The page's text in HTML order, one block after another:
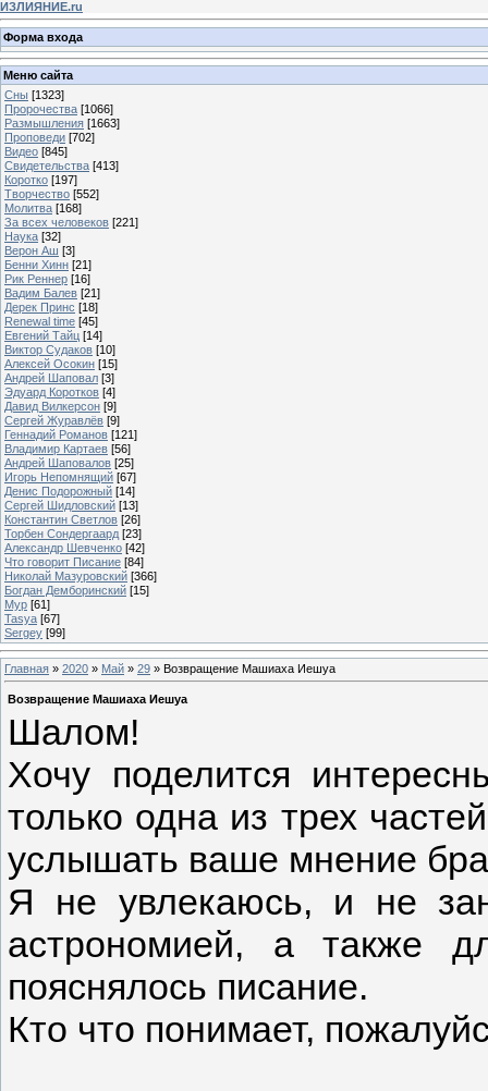
ИЗЛИЯНИЕ.ru
Форма входа
Меню сайта
Сны [1323]
Пророчества [1066]
Размышления [1663]
Проповеди [702]
Видео [845]
Свидетельства [413]
Коротко [197]
Творчество [552]
Молитва [168]
За всех человеков [221]
Наука [32]
Верон Аш [3]
Бенни Хинн [21]
Рик Реннер [16]
Вадим Балев [21]
Дерек Принс [18]
Renewal time [45]
Евгений Тайц [14]
Виктор Судаков [10]
Алексей Осокин [15]
Андрей Шаповал [3]
Эдуард Коротков [4]
Давид Вилкерсон [9]
Сергей Журавлёв [9]
Геннадий Романов [121]
Владимир Картаев [56]
Андрей Шаповалов [25]
Игорь Непомнящий [67]
Денис Подорожный [14]
Сергей Шидловский [13]
Константин Светлов [26]
Торбен Сондергаард [23]
Александр Шевченко [42]
Что говорит Писание [84]
Николай Мазуровский [366]
Богдан Демборинский [15]
Мур [61]
Tasya [67]
Sergey [99]
Главная » 2020 » Май » 29 » Возвращение Машиаха Иешуа
Возвращение Машиаха Иешуа
Шалом!
Хочу поделится
только одна из трех
услышать ваше мнение
Я не увлекаюсь, и не
астрономией, а также
пояснялось писание.
Кто что понимает,